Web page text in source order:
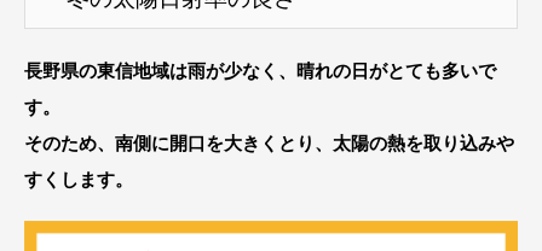
長野県の東信地域は雨が少なく、晴れの日がとても多いで
す。
そのため、南側に開口を大きくとり、太陽の熱を取り込みや
すくします。